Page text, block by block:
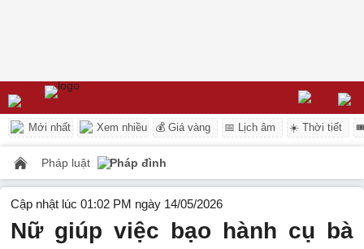
Mới nhất Xem nhiều 💰 Giá vàng 📅 Lịch âm ☀️ Thời tiết
Pháp luật Pháp đình
Cập nhật lúc 01:02 PM ngày 14/05/2026
Nữ giúp việc bạo hành cụ bà